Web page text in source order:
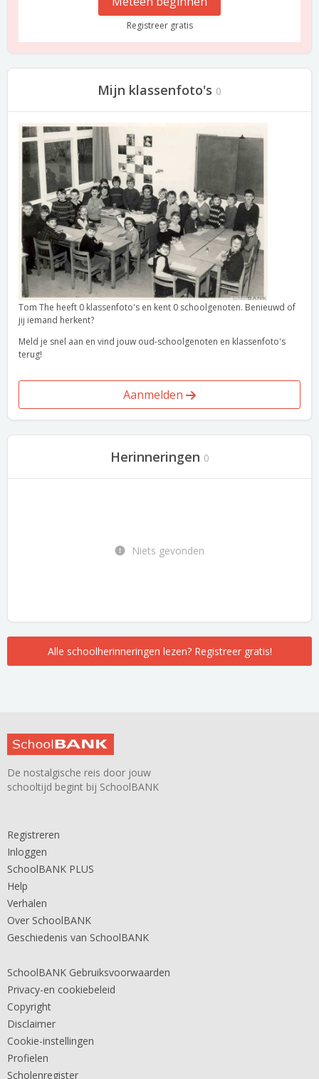
Registreer gratis
Mijn klassenfoto's 0
Tom The heeft 0 klassenfoto's en kent 0 schoolgenoten. Benieuwd of
jij iemand herkent?
Meld je snel aan en vind jouw oud-schoolgenoten en klassenfoto's
terug!
Aanmelden
Herinneringen 0
Niets gevonden
Alle schoolherinneringen lezen? Registreer gratis!
De nostalgische reis door jouw
schooltijd begint bij SchoolBANK
Registreren
Inloggen
SchoolBANK PLUS
Help
Verhalen
Over SchoolBANK
Geschiedenis van SchoolBANK
SchoolBANK Gebruiksvoorwaarden
Privacy-en cookiebeleid
Copyright
Disclaimer
Cookie-instellingen
Profielen
Scholenregister